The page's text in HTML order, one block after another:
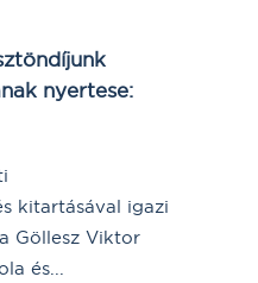
nyertese:
kitartásával igazi
Göllesz Viktor
és...